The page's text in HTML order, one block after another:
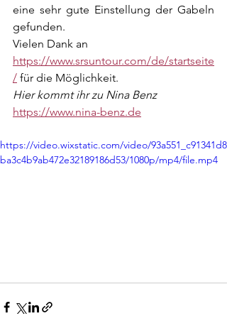
eine sehr gute Einstellung der Gabeln
gefunden.
Vielen Dank an
https://www.srsuntour.com/de/startseite
/ für die Möglichkeit.
Hier kommt ihr zu Nina Benz
https://www.nina-benz.de
https://video.wixstatic.com/video/93a551_c91341d8
ba3c4b9ab472e32189186d53/1080p/mp4/file.mp4